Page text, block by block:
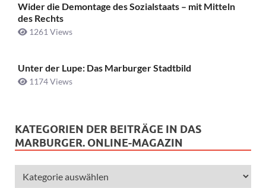
Wider die Demontage des Sozialstaats – mit Mitteln
des Rechts
1261 Views
Unter der Lupe: Das Marburger Stadtbild
1174 Views
KATEGORIEN DER BEITRÄGE IN DAS
MARBURGER. ONLINE-MAGAZIN